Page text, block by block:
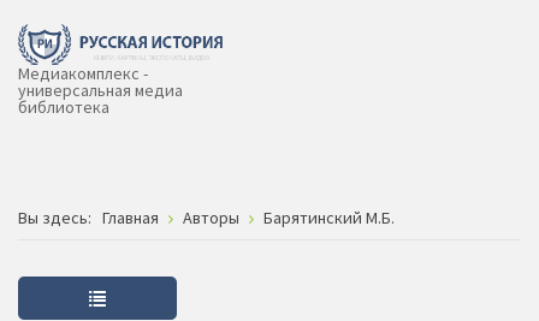
Медиакомплекс -
универсальная медиа
библиотека
Вы здесь: Главная Авторы Барятинский М.Б.